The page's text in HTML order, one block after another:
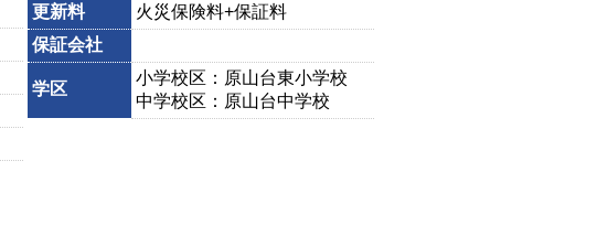
更新料
火災保険料+保証料
保証会社
学区
小学校区：原山台東小学校
中学校区：原山台中学校